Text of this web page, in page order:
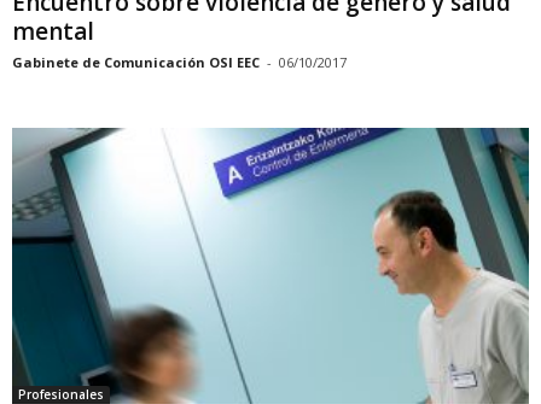
mental
Gabinete de Comunicación OSI EEC - 06/10/2017
Profesionales